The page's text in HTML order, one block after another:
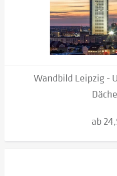
Wandbild Leipzig -
ab